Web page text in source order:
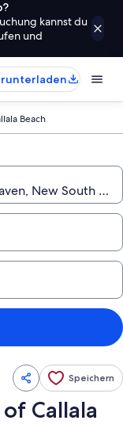
kannst du
und
Beach
Speichern
Callala